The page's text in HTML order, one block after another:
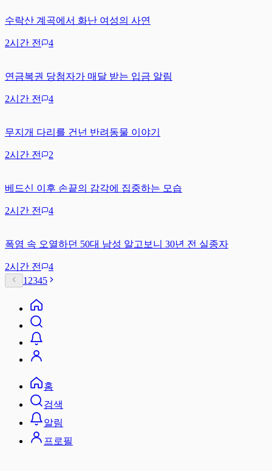
수락산 계곡에서 화난 여성의 사연
2시간 전 4
연금복권 당첨자가 매달 받는 입금 알림
2시간 전 4
무지개 다리를 건넌 반려동물 이야기
2시간 전 2
베드신 이후 손끝의 감각에 집중하는 모습
2시간 전 4
폭염 속 오열하던 50대 남성 알고보니 30년 전 실종자
2시간 전
4
1 2345
홈
검색
알림
프로필